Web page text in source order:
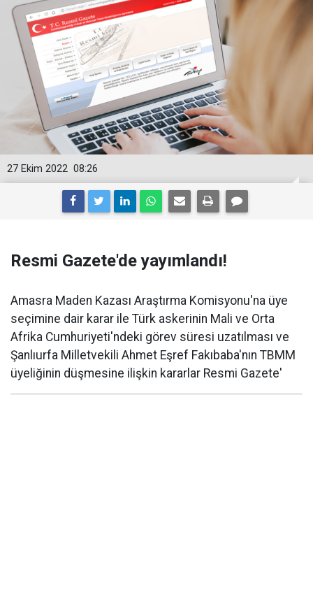
08:26
27 Ekim 2022
Resmi Gazete'de yayımlandı!
Amasra Maden Kazası Araştırma Komisyonu'na üye
seçimine dair karar ile Türk askerinin Mali ve Orta
Afrika Cumhuriyeti'ndeki görev süresi uzatılması ve
Şanlıurfa Milletvekili Ahmet Eşref Fakıbaba'nın TBMM
üyeliğinin düşmesine ilişkin kararlar Resmi Gazete'